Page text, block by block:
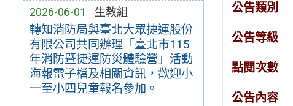
2026-06-01 生教組
轉知消防局與臺北大眾捷運股份
有限公司共同辦理「臺北市115
年消防暨捷運防災體驗營」活動
海報電子檔及相關資訊，歡迎小
一至小四兒童報名參加。
公告類別
公告等級
點閱次數
公告內容